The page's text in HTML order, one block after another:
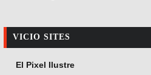
VICIO SITES
El Pixel Ilustre